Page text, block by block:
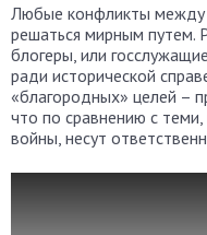
Любые конфликты между
решаться мирным путем.
блогеры, или
ради исторической
«благородных» целей –
что по сравнению с теми,
войны, несут